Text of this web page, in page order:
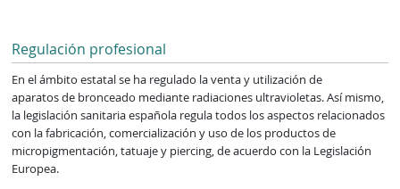
Regulación profesional
En el ámbito estatal se ha regulado la venta y utilización de
aparatos de bronceado mediante radiaciones ultravioletas. Así mismo,
la legislación sanitaria española regula todos los aspectos relacionados
con la fabricación, comercialización y uso de los productos de
micropigmentación, tatuaje y piercing, de acuerdo con la Legislación
Europea.